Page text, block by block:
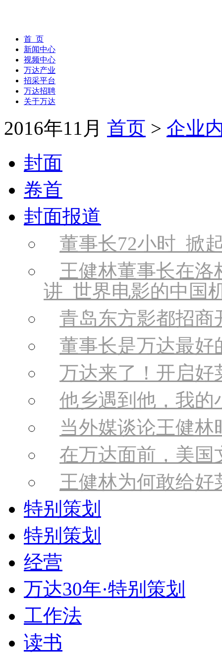
首 页
新闻中心
视频中心
万达产业
招采平台
万达招聘
关于万达
2016年11月 首页 > 企业
封面
卷首
封面报道
董事长72小时 掀
王健林董事长在
讲 世界电影的中国
青岛东方影都招
董事长是万达最好
万达来了！开启好
他乡遇到他，我的
当外媒谈论王健
在万达面前，美国
王健林为何敢给好
特别策划
特别策划
经营
万达30年·特别策划
工作法
读书